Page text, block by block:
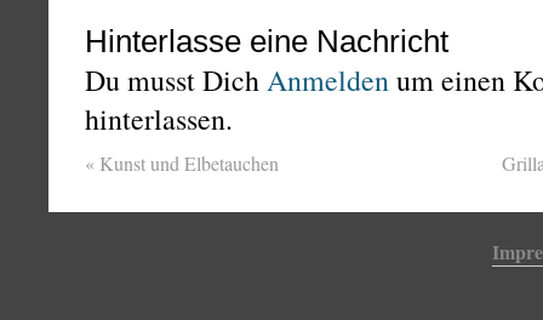
Hinterlasse eine Nachricht
Du musst DichAnmeldenum einen
hinterlassen.
« Kunst und Elbetauchen